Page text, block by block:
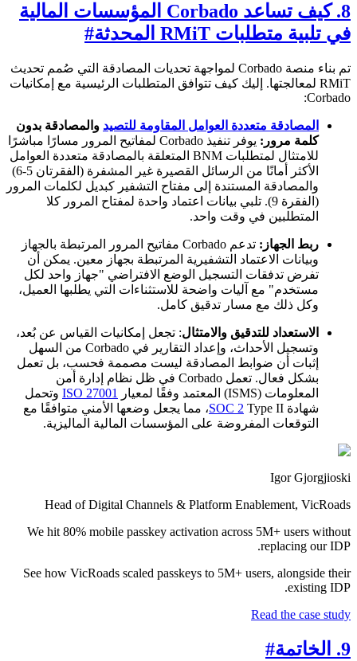
8. كيف تساعد Corbado المؤسسات المالية
في تلبية متطلبات RMiT المحدثة
#
تم بناء منصة Corbado لمواجهة تحديات المصادقة التي صُمم تحديث
RMiT لمعالجتها. إليك كيف تتوافق المتطلبات الرئيسية مع إمكانيات
Corbado:
المصادقة متعددة العوامل المقاومة للتصيد والمصادقة بدون
كلمة مرور:
يوفر تنفيذ Corbado لمفاتيح المرور مسارًا مباشرًا
للامتثال لمتطلبات BNM المتعلقة بالمصادقة متعددة العوامل
الأكثر أمانًا من الرسائل القصيرة غير المشفرة (الفقرتان 5-6)
والمصادقة المستندة إلى مفتاح التشفير كبديل لكلمات المرور
(الفقرة 9). تلبي بيانات اعتماد واحدة لمفتاح المرور كلا
المتطلبين في وقت واحد.
ربط الجهاز:
تدعم Corbado مفاتيح المرور المرتبطة بالجهاز
وبيانات الاعتماد التشفيرية المرتبطة بجهاز معين. يمكن أن
تفرض تدفقات التسجيل الوضع الافتراضي "جهاز واحد لكل
مستخدم" مع آليات واضحة للاستثناءات التي يطلبها العميل،
وكل ذلك مع مسار تدقيق كامل.
الاستعداد للتدقيق والامتثال: تجعل إمكانيات القياس عن بُعد،
وتسجيل الأحداث، وإعداد التقارير في Corbado من السهل
إثبات أن ضوابط المصادقة ليست مصممة فحسب، بل تعمل
بشكل فعال. تعمل Corbado في ظل نظام إدارة أمن
المعلومات (ISMS) المعتمد وفقًا لمعيار
ISO 27001 وتحمل
شهادة
SOC 2Type II، مما يجعل وضعها الأمني متوافقًا مع
التوقعات المفروضة على المؤسسات المالية الماليزية.
Igor Gjorgjioski
Head of Digital Channels & Platform Enablement, VicRoads
We hit 80% mobile passkey activation across 5M+ users without
replacing our IDP.
See how VicRoads scaled passkeys to 5M+ users, alongside their
existing IDP.
Read the case study
9. الخاتمة #